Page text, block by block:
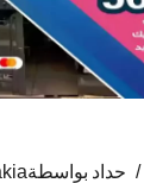
حداد بواسطة